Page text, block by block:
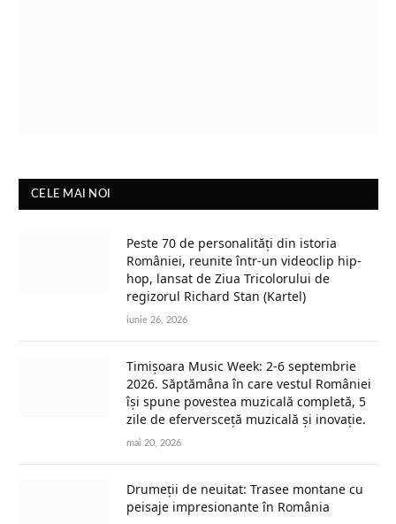
CELE MAI NOI
Peste 70 de personalități din istoria
României, reunite într-un videoclip hip-
hop, lansat de Ziua Tricolorului de
regizorul Richard Stan (Kartel)
iunie 26, 2026
Timișoara Music Week: 2-6 septembrie
2026. Săptămâna în care vestul României
își spune povestea muzicală completă, 5
zile de eferversceță muzicală și inovație.
mai 20, 2026
Drumeții de neuitat: Trasee montane cu
peisaje impresionante în România